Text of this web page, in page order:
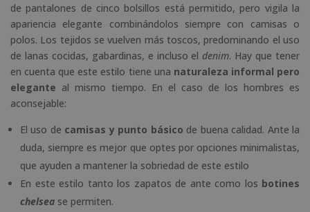
de pantalones de cinco bolsillos está permitido, pero vigila la
apariencia elegante combinándolos siempre con camisas o
polos. Los tejidos se vuelven más toscos, predominando el uso
de lanas cocidas, gabardinas, e incluso eldenim. Hay que tener
en cuenta que este estilo tiene una naturaleza informal pero
elegante al mismo tiempo. En el caso de los hombres es
aconsejable:
El uso de camisas y punto básico de buena calidad. Ante la
duda, siempre es mejor que optes por opciones minimalistas,
que ayuden a mantener la sobriedad de este estilo
En este estilo tanto los zapatos de ante como los botines
chelsea se permiten.